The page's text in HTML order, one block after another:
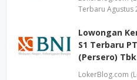
Terbaru Agustus
Lowongan
S1 Terbaru
(Persero)
LokerBlog.com